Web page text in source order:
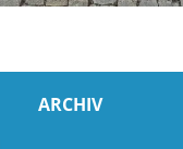
ARCHIV